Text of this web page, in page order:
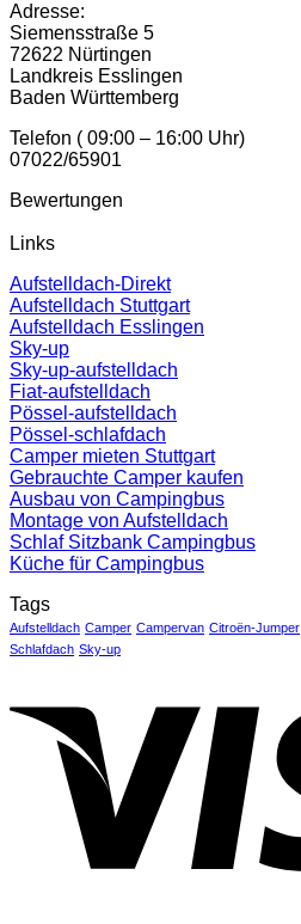
Adresse:
Siemensstraße 5
72622 Nürtingen
Landkreis Esslingen
Baden Württemberg
Telefon ( 09:00 – 16:00 Uhr)
07022/65901
Bewertungen
Links
Aufstelldach-Direkt
Aufstelldach Stuttgart
Aufstelldach Esslingen
Sky-up
Sky-up-aufstelldach
Fiat-aufstelldach
Pössel-aufstelldach
Pössel-schlafdach
Camper mieten Stuttgart
Gebrauchte Camper kaufen
Ausbau von Campingbus
Montage von Aufstelldach
Schlaf Sitzbank Campingbus
Küche für Campingbus
Tags
Aufstelldach Camper Campervan Citroën-Jumper
Schlafdach Sky-up